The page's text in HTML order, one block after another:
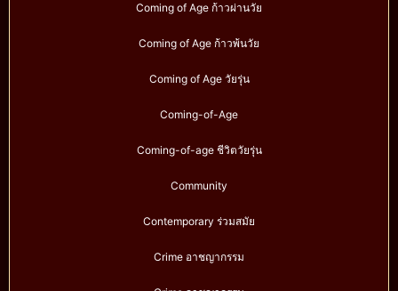
Coming of Age ก้าวผ่านวัย
Coming of Age ก้าวพ้นวัย
Coming of Age วัยรุ่น
Coming-of-Age
Coming-of-age ชีวิตวัยรุ่น
Community
Contemporary ร่วมสมัย
Crime อาชญากรรม